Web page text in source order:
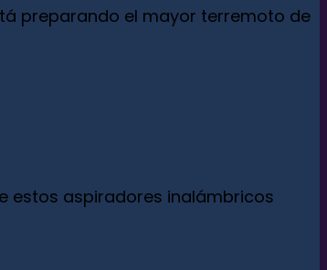
preparando el mayor terremoto de
estos aspiradores inalámbricos